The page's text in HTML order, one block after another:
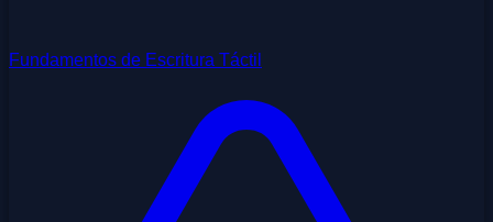
Fundamentos de Escritura Táctil